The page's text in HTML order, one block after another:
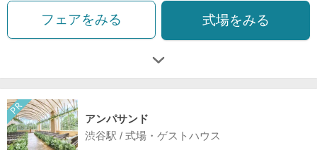
フェアをみる 式場をみる
アンパサンド
渋谷駅 / 式場・ゲストハウス